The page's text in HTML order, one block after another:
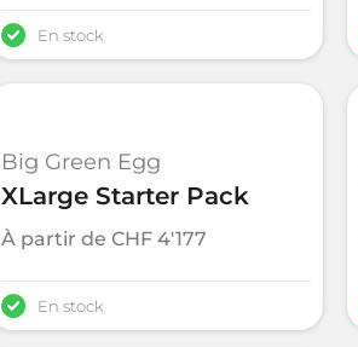
En stock
Big Green Egg
XLarge Starter Pack
À partir de CHF4'177
En stock